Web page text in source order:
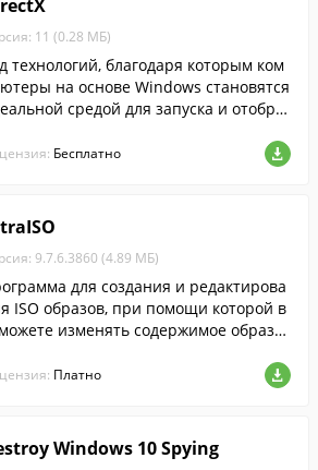
11 (0.28 МБ)
технологий, благодаря которым ком
на основе Windows становятся
средой для запуска и отобра
Бесплатно
9.7.6.3860 (4.89 МБ)
для создания и редактирова
при помощи которой в
изменять содержимое образо
файлы с жесткого диска.
Платно
Windows 10 Spying